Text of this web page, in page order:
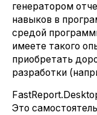
генератором
навыков в
средой
имеете такого
приобретать
разработки
Это